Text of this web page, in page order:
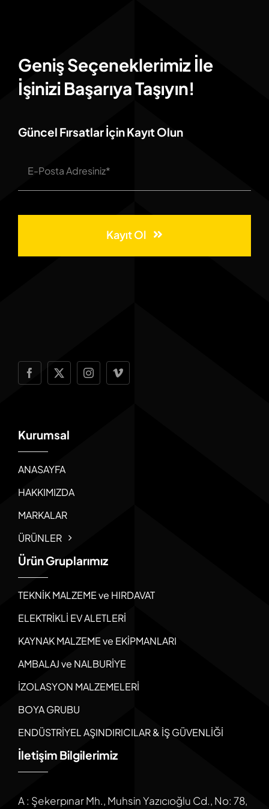
Geniş Seçeneklerimiz İle
İşinizi Başarıya Taşıyın!
Güncel Fırsatlar İçin Kayıt Olun
Kayıt Ol
Kurumsal
ANASAYFA
HAKKIMIZDA
MARKALAR
ÜRÜNLER
Ürün Gruplarımız
TEKNİK MALZEME ve HIRDAVAT
ELEKTRİKLİ EV ALETLERİ
KAYNAK MALZEME ve EKİPMANLARI
AMBALAJ ve NALBURİYE
İZOLASYON MALZEMELERİ
BOYA GRUBU
ENDÜSTRİYEL AŞINDIRICILAR & İŞ GÜVENLİĞİ
İletişim Bilgilerimiz
A : Şekerpınar Mh., Muhsin Yazıcıoğlu Cd., No: 78,